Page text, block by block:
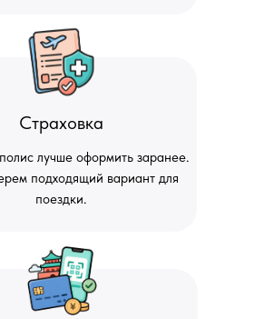
лучше оформить заранее.
подходящий вариант для
поездки.
Страховка